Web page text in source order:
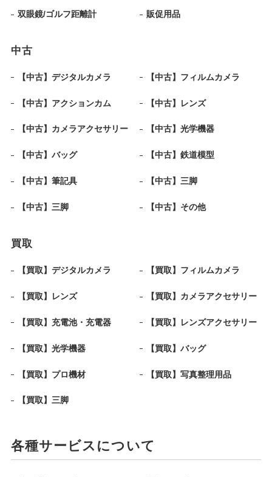
双眼鏡/ゴルフ距離計 販促用品
中古
【中古】デジタルカメラ 【中古】フィルムカメラ
【中古】アクションカム 【中古】レンズ
【中古】カメラアクセサリー 【中古】光学機器
【中古】バッグ 【中古】鉄道模型
【中古】筆記具 【中古】三脚
【中古】三脚 【中古】その他
買取
【買取】デジタルカメラ 【買取】フィルムカメラ
【買取】レンズ 【買取】カメラアクセサリー
【買取】充電池・充電器 【買取】レンズアクセサリー
【買取】光学機器 【買取】バッグ
【買取】プロ機材 【買取】写真整理用品
【買取】三脚
各種サービスについて